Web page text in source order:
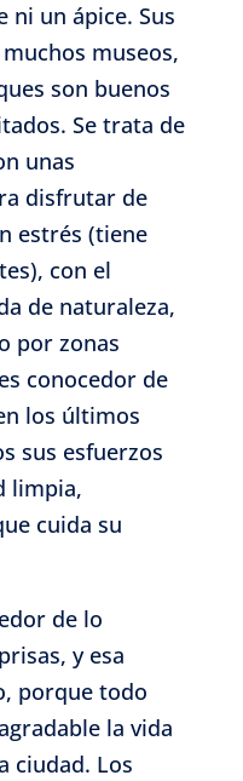
ni un ápice. Sus
museos,
son buenos
Se trata de
unas
disfrutar de
estrés (tiene
con el
de naturaleza,
por zonas
conocedor de
los últimos
sus esfuerzos
limpia,
cuida su
de lo
y esa
porque todo
la vida
ciudad. Los